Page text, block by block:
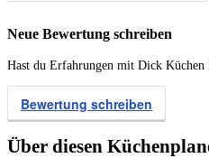
Neue Bewertung schreiben
Hast du Erfahrungen mit Dick Küchen
Bewertung schreiben
Über diesen